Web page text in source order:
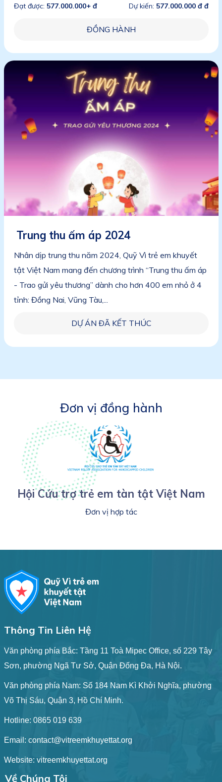
Đạt được: 577.000.000+ đ Dự kiến: 577.000.000 đ đ
ĐỒNG HÀNH
Trung thu ấm áp 2024
Nhân dịp trung thu năm 2024, Quỹ Vì trẻ em khuyết
tật Việt Nam mang đến chương trình “Trung thu ấm áp
- Trao gửi yêu thương” dành cho hơn 400 em nhỏ ở 4
tỉnh: Đồng Nai, Vũng Tàu,...
DỰ ÁN ĐÃ KẾT THÚC
Đơn vị đồng hành
Hội Cứu trợ trẻ em tàn tật Việt Nam
Đơn vị hợp tác
Thông Tin Liên Hệ
Văn phòng phía Bắc: Tầng 11 Toà Mipec Office, số 229 Tây
Sơn, phường Ngã Tư Sở, Quận Đống Đa, Hà Nội.
Văn phòng phía Nam: Số 184 Nam Kì Khởi Nghĩa, phường
Võ Thị Sáu, Quận 3, Hồ Chí Minh.
Hotline: 0865 019 639
Email: contact@vitreemkhuyettat.org
Website: vitreemkhuyettat.org
Về Chúng Tôi